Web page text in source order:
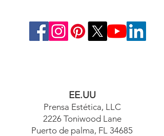
EE.UU
Prensa Estética, LLC
2226 Toniwood Lane
Puerto de palma, FL 34685